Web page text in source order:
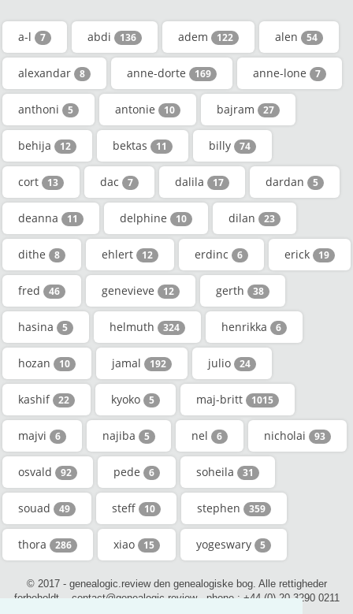
a-l 7 abdi 136 adem 122 alen 54
alexandar 8 anne-dorte 169 anne-lone 7
anthoni 5 antonie 10 bajram 27
behija 12 bektas 11 billy 74
cort 13 dac 7 dalila 17 dardan 5
deanna 11 delphine 10 dilan 23
dithe 8 ehlert 12 erdinc 6 erick 19
fred 46 genevieve 12 gerth 38
hasina 5 helmuth 324 henrikka 6
hozan 10 jamal 192 julio 24
kashif 22 kyoko 5 maj-britt 1015
majvi 6 najiba 5 nel 6 nicholai 93
osvald 92 pede 6 soheila 31
souad 49 steff 10 stephen 359
thora 286 xiao 15 yogeswary 5
© 2017 - genealogic.review den genealogiske bog. Alle rettigheder
forbeholdt. - contact@genealogic.review - phone : +44 (0) 20 3290 0211